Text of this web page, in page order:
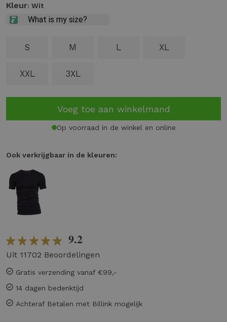
Kleur: Wit
S M L XL
XXL 3XL
Voeg toe aan winkelmand
Op voorraad in de winkel en online
Ook verkrijgbaar in de kleuren:
9.2
Uit 11702 Beoordelingen
Gratis verzending vanaf €99,-
14 dagen bedenktijd
Achteraf Betalen met Billink mogelijk